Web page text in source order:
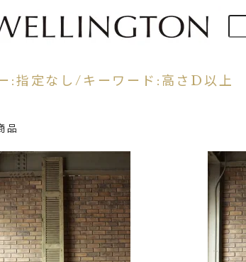
:指定なし/キーワード:高さD以上
品